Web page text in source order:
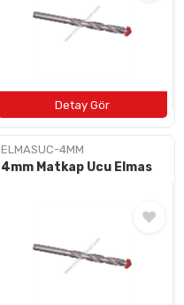
ELMASUC-4MM
4mm Matkap Ucu Elmas